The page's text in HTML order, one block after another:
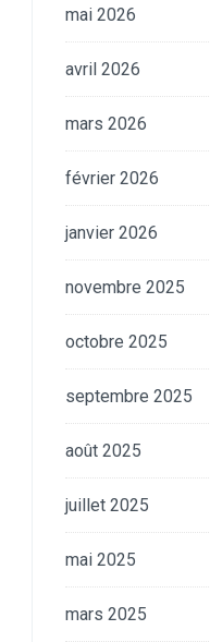
mai 2026
avril 2026
mars 2026
février 2026
janvier 2026
novembre 2025
octobre 2025
septembre 2025
août 2025
juillet 2025
mai 2025
mars 2025